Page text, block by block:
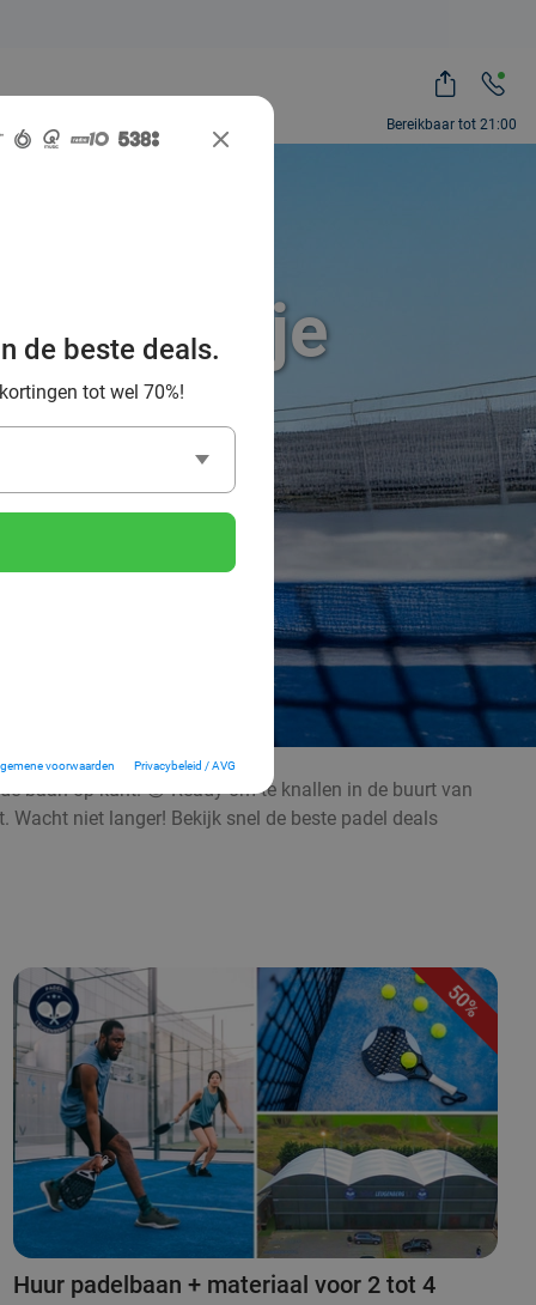
Bereikbaar tot 21:00
een potje
Mons
de beste deals.
tot wel 70%!
voorwaarden Privacybeleid / AVG
baan op kunt. 😉 Ready om te knallen in de buurt van
niet langer! Bekijk snel de beste padel deals
50%
Huur padelbaan + materiaal voor 2 tot 4